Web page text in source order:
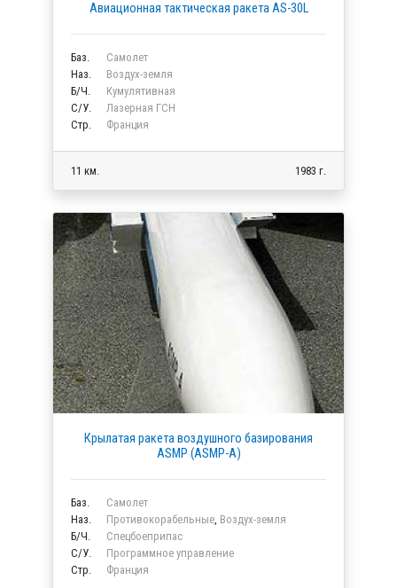
Авиационная тактическая ракета AS-30L
Баз.
Самолет
Наз.
Воздух-земля
Б/Ч.
Кумулятивная
C/У.
Лазерная ГСН
Стр.
Франция
11 км. 1983 г.
Крылатая ракета воздушного базирования
ASMP (ASMP-A)
Баз.
Самолет
Наз.
Противокорабельные Воздух-земля
Б/Ч.
Спецбоеприпас
C/У.
Программное управление
Стр.
Франция